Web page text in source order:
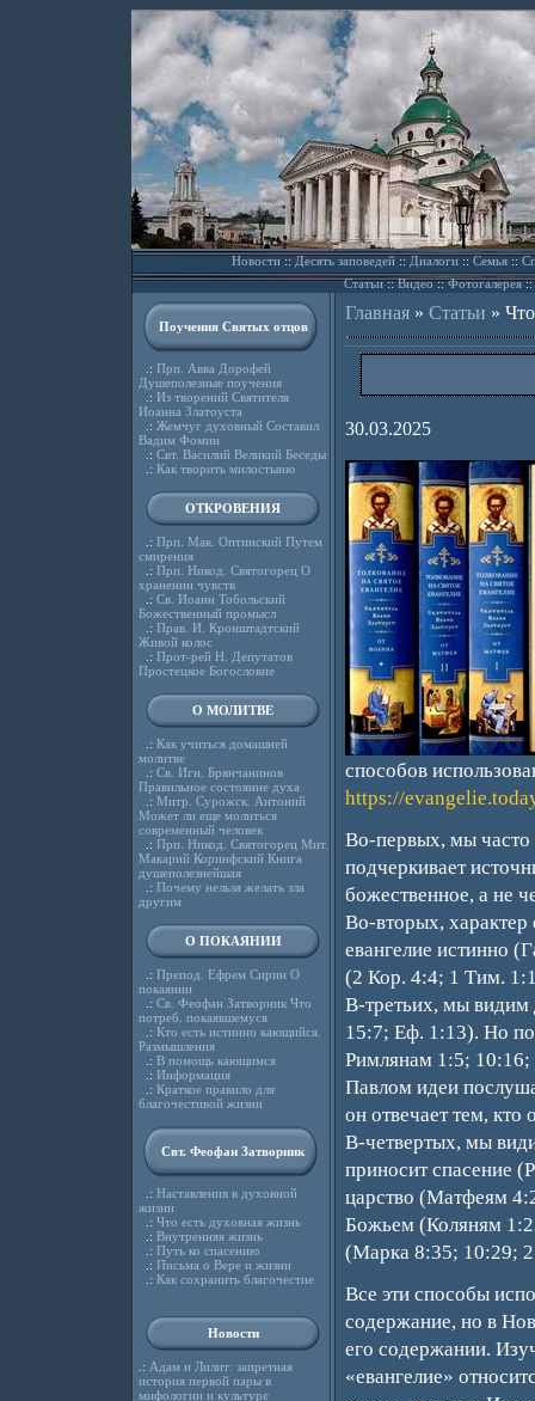
Новости::Десять заповедей::Диалоги::Семья::
Статьи::Видео ::Фотогалерея::
Поучения Святых отцов
.: Прп. Авва Дорофей
Душеполезные поучения
.: Из творений Святителя
Иоанна Златоуста
.: Жемчуг духовный Составил
Вадим Фомин
.: Свт. Василий Великий Беседы
.: Как творить милостыню
ОТКРОВЕНИЯ
.: Прп. Мак. Оптинский Путем
смирения
.: Прп. Никод. Святогорец О
хранении чувств
.: Св. Иоанн Тобольский
Божественный промысл
.: Прав. И. Кронштадтский
Живой колос
.: Прот-рей Н. Депутатов
Простецкое Богословие
О МОЛИТВЕ
.: Как учиться домашней
молитве
.: Св. Игн. Брянчанинов
Правильное состояние духа
.: Митр. Сурожск. Антоний
Может ли еще молиться
современный человек
.: Прп. Никод. Святогорец Мит.
Макарий Коринфский Книга
душеполезнейшая
.: Почему нельзя желать зла
другим
О ПОКАЯНИИ
.: Препод. Ефрем Сирин О
покаянии
.: Св. Феофан Затворник Что
потреб. покаявшемуся
.: Кто есть истинно кающийся.
Размышления
.: В помощь кающимся
.: Информация
.: Краткое правило для
благочестивой жизни
Свт. Феофан Затворник
.: Наставления в духовной
жизни
.: Что есть духовная жизнь
.: Внутренняя жизнь
.: Путь ко спасению
.: Письма о Вере и жизни
.: Как сохранить благочестие
Новости
.: Адам и Лилит: запретная
история первой пары в
мифологии и культуре
Главная» Статьи »
30.03.2025
способов
https://
Во-первых, мы часто
подчеркивает
божественное, а не
Во-вторых, характер
евангелие истинно
(2 Кор. 4:4; 1 Тим.
В-третьих, мы видим
15:7; Еф. 1:13). Но
Римлянам 1:5; 10:16;
Павлом идеи
он отвечает тем, кто
В-четвертых, мы
приносит спасение
царство (Матфеям
Божьем (Коляням
(Марка 8:35; 10:29;
Все эти способы
содержание, но в
его содержании.
«евангелие»